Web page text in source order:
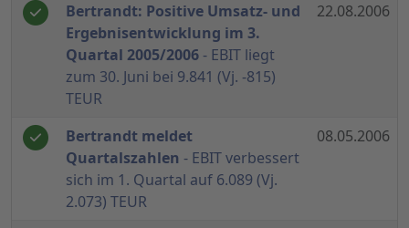
Bertrandt: Positive Umsatz- und
Ergebnisentwicklung im 3.
Quartal 2005/2006 - EBIT liegt
zum 30. Juni bei 9.841 (Vj. -815)
TEUR
22.08.2006
Bertrandt meldet
Quartalszahlen - EBIT verbessert
sich im 1. Quartal auf 6.089 (Vj.
2.073) TEUR
08.05.2006